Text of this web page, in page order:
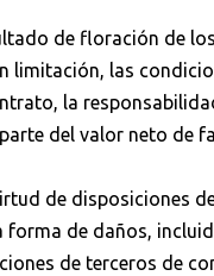
de floración de
limitación, las
la
del valor neto de
de disposiciones
de daños,
de terceros de